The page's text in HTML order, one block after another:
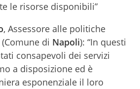
le risorse disponibili”
, Assessore alle politiche
di Napoli): “In questi
consapevoli dei servizi
a disposizione ed è
esponenziale il loro